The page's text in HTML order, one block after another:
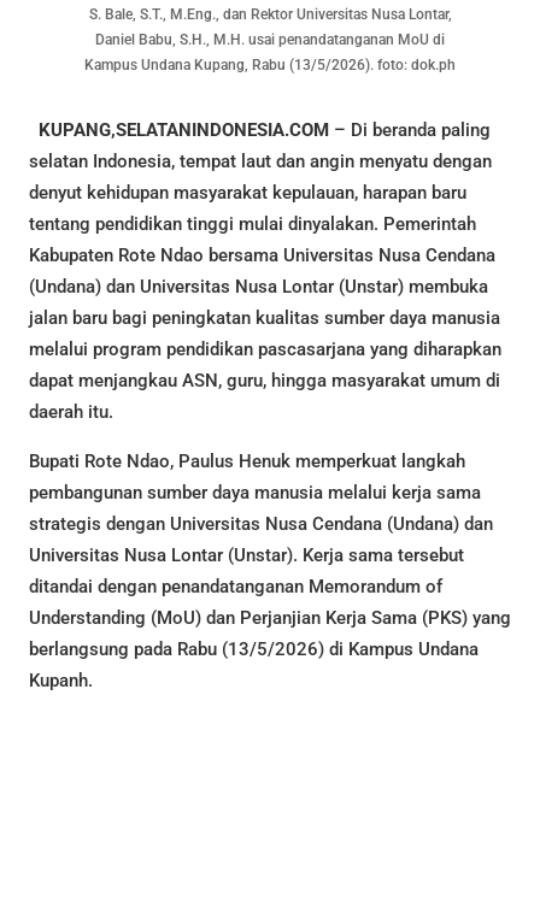
S. Bale, S.T., M.Eng., dan Rektor Universitas Nusa Lontar,
Daniel Babu, S.H., M.H. usai penandatanganan MoU di
Kampus Undana Kupang, Rabu (13/5/2026). foto: dok.ph
KUPANG,SELATANINDONESIA.COM – Di beranda paling
selatan Indonesia, tempat laut dan angin menyatu dengan
denyut kehidupan masyarakat kepulauan, harapan baru
tentang pendidikan tinggi mulai dinyalakan. Pemerintah
Kabupaten Rote Ndao bersama Universitas Nusa Cendana
(Undana) dan Universitas Nusa Lontar (Unstar) membuka
jalan baru bagi peningkatan kualitas sumber daya manusia
melalui program pendidikan pascasarjana yang diharapkan
dapat menjangkau ASN, guru, hingga masyarakat umum di
daerah itu.
Bupati Rote Ndao, Paulus Henuk memperkuat langkah
pembangunan sumber daya manusia melalui kerja sama
strategis dengan Universitas Nusa Cendana (Undana) dan
Universitas Nusa Lontar (Unstar). Kerja sama tersebut
ditandai dengan penandatanganan Memorandum of
Understanding (MoU) dan Perjanjian Kerja Sama (PKS) yang
berlangsung pada Rabu (13/5/2026) di Kampus Undana
Kupanh.